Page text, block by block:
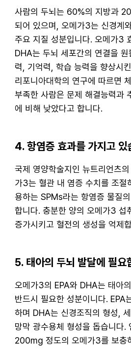
사람의 두뇌는 60%의 지방과
되어 있으며, 오메가3는 신경계
주요 지질 성분입니다. 오메가3
DHA는 두뇌 세포간의 연결을
력, 기억력, 학습 능력을 향상시
리포니아대학의 연구에 따르면
부족한 사람은 문제 해결능력과
에 비해 낮았다고 합니다.
4. 항염증 효과를 가지고 있
국제 영양학술지인 뉴트리언츠
가3는 혈관 내 염증 수치를 조절
용하는 SPMs라는 항염증 물질
합니다. 충분한 양의 오메가3 섭
증가시키고 혈전의 생성을 억제
5. 태아의 두뇌 발달에 필요
오메가3의 EPA와 DHA는 태아
반드시 필요한 성분이니다. EPA
하며 DHA는 신경조직의 형성,
망막 광수용체 형성을 돕습니다.
200mg 정도의 오메가3를 보충